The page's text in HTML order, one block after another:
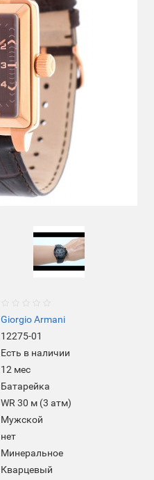
Giorgio Armani
12275-01
Есть в наличии
12 мес
Батарейка
WR 30 м (3 атм)
Мужской
нет
Минеральное
Кварцевый